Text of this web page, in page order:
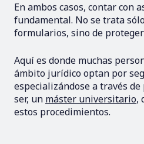
En ambos casos, contar con
fundamental. No se trata
formularios, sino de
Aquí es donde muchas
ámbito jurídico optan por
especializándose a través
ser, un máster universitario,
estos procedimientos.